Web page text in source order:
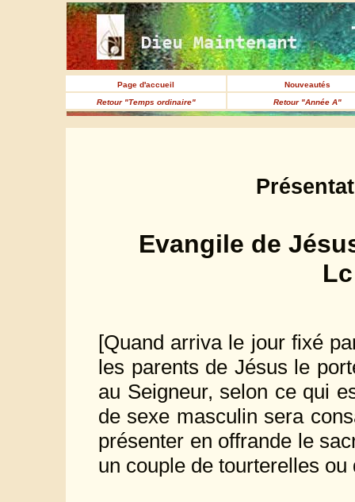
Page d'accueil
Nouveautés
Retour "Temps ordinaire"
Retour "Année A"
Evangile de
[Quand arriva le jour fixé
les parents de Jésus le
au Seigneur, selon ce qui
de sexe masculin sera
présenter en offrande le
un couple de tourterelles